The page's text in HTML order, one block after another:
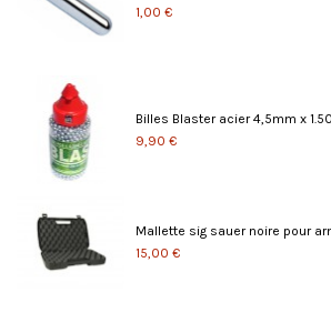
1,00 €
Billes Blaster acier 4,5mm x
9,90 €
Mallette sig sauer noire pour
15,00 €